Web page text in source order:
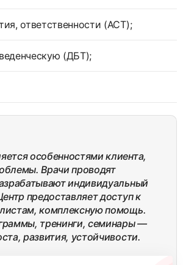
ответственности (ACT);
(ДБТ);
особенностями клиента,
Врачи проводят
индивидуальный
предоставляет доступ к
комплексную помощь.
тренинги, семинары —
развития, устойчивости.